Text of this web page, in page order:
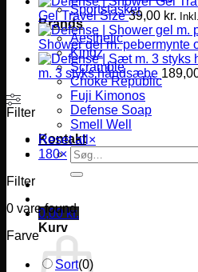
Sportstasker
Brands
Aesthetic
Kingz
Scramble
Choke Republic
Fuji Kimonos
Defense Soap
Smell Well
Kontakt
Søg
efter:
0,00 kr.
Kurv
Gel Travel Size 39,00 kr.
Shower gel m. pebermynte
m. 3 styks håndsæbe
Filter
Reset all ×
180×
Filter
0 vare found
Farve
Sort(0)